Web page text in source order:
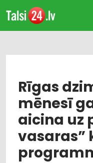
Rīgas
mēnesī
aicina uz
vasaras”